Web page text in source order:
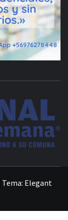
Tema: Elegant